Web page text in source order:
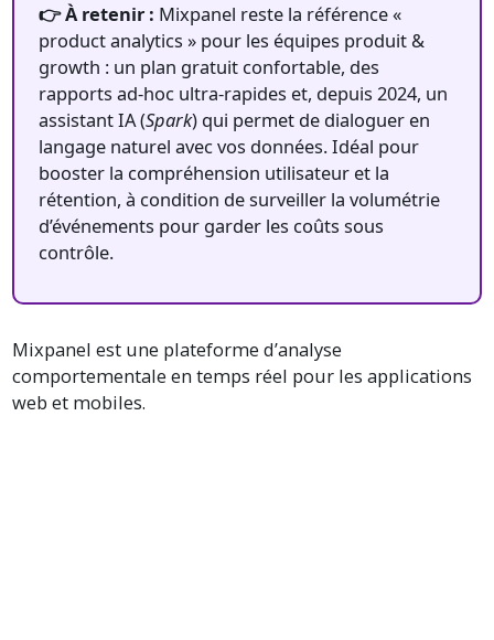
👉 À retenir : Mixpanel reste la référence «
product analytics » pour les équipes produit &
growth : un plan gratuit confortable, des
rapports ad-hoc ultra-rapides et, depuis 2024, un
assistant IA (Spark) qui permet de dialoguer en
langage naturel avec vos données. Idéal pour
booster la compréhension utilisateur et la
rétention, à condition de surveiller la volumétrie
d’événements pour garder les coûts sous
contrôle.
Mixpanel est une plateforme d’analyse
comportementale en temps réel pour les applications
web et mobiles.